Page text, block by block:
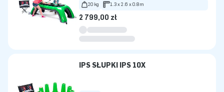
20 kg 1.3 x 2.6 x 0.8m
2 799,00 zł
IPS SŁUPKI IPS 10X